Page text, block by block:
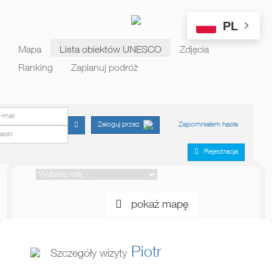
Mapa Lista obiektów UNESCO
Zdjęcia
Ranking
Zaplanuj podróż
Zaloguj przez Zapomniałem hasła
Rejestracja
pokaż mapę
Szczegóły wizyty Piotr
PL